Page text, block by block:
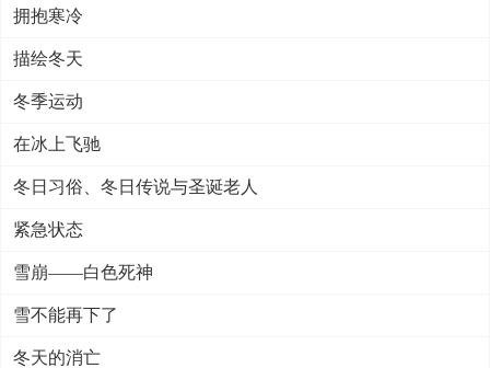
拥抱寒冷
描绘冬天
冬季运动
在冰上飞驰
冬日习俗、冬日传说与圣诞老人
紧急状态
雪崩——白色死神
雪不能再下了
冬天的消亡